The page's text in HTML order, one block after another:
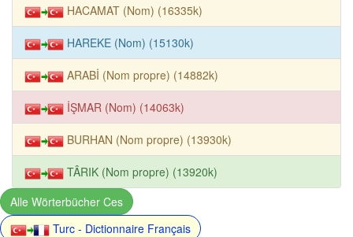
HACAMAT (Nom) (16335k)
HAREKE (Nom) (15130k)
ARABİ (Nom propre) (14882k)
İŞMAR (Nom) (14063k)
BURHAN (Nom propre) (13930k)
TÂRIK (Nom propre) (13920k)
Alle Wörterbücher Ces
Turc - Dictionnaire Français